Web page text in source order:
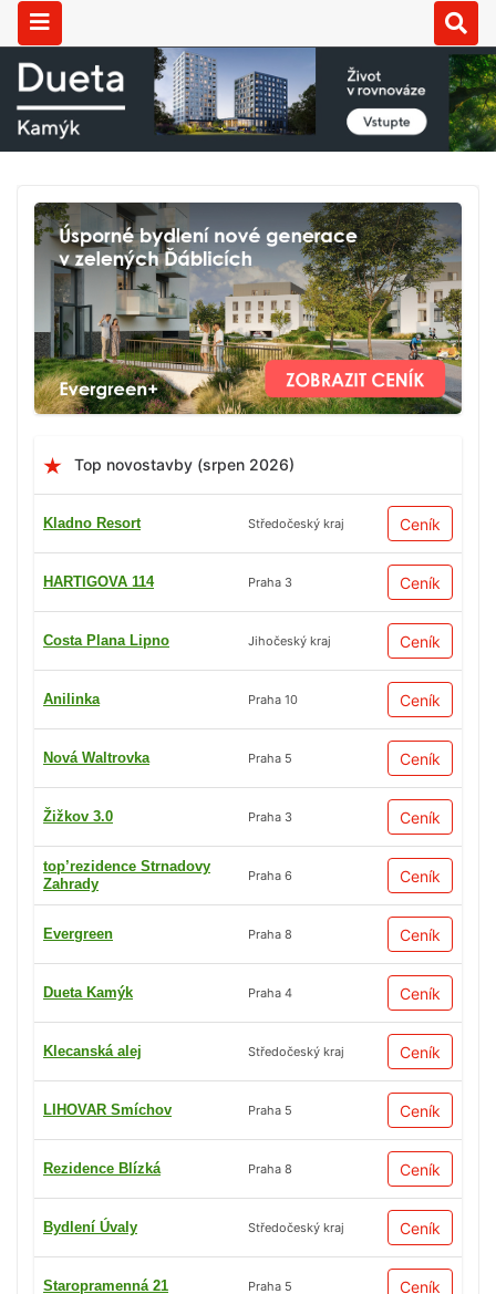
Top novostavby (srpen 2026)
Kladno Resort Středočeský kraj Ceník
HARTIGOVA 114 Praha 3 Ceník
Costa Plana Lipno Jihočeský kraj Ceník
Anilinka Praha 10 Ceník
Nová Waltrovka Praha 5 Ceník
Žižkov 3.0 Praha 3 Ceník
top’rezidence Strnadovy
Zahrady
Praha 6 Ceník
Evergreen Praha 8 Ceník
Dueta Kamýk Praha 4 Ceník
Klecanská alej Středočeský kraj Ceník
LIHOVAR Smíchov Praha 5 Ceník
Rezidence Blízká Praha 8 Ceník
Bydlení Úvaly Středočeský kraj Ceník
Staropramenná 21 Praha 5 Ceník